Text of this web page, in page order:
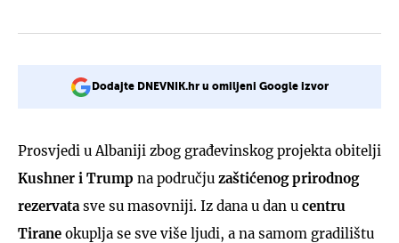
Dodajte DNEVNIK.hr u omiljeni Google izvor
Prosvjedi u Albaniji zbog građevinskog projekta obitelji
Kushner i Trump na području zaštićenog prirodnog
rezervata sve su masovniji. Iz dana u dan u centru
Tirane okuplja se sve više ljudi, a na samom gradilištu